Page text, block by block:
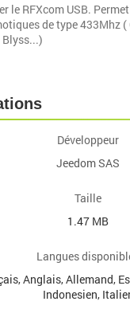
le RFXcom USB.
de type 433Mhz (
Blyss...)
Développeur
Jeedom SAS
Taille
1.47 MB
Langues
Anglais, Allemand,
Indonesien,